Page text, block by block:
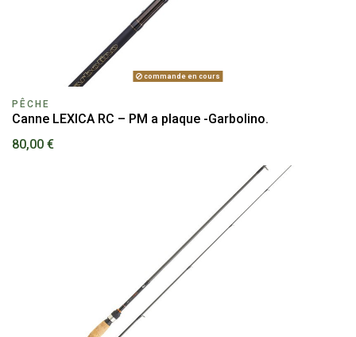
commande en cours
PÊCHE
Canne LEXICA RC – PM a plaque -Garbolino.
80,00 €